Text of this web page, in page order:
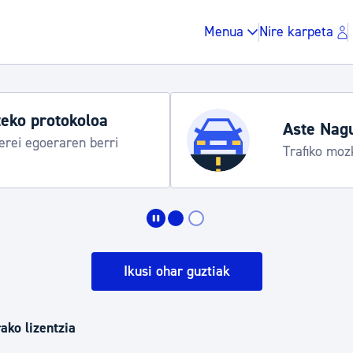
Menua Nire karpeta
Gune publikoa,
Aste Nagusia 2026: egitaraua
Abuztuak 8-15
Ikusi ohar guztiak
lizentzia